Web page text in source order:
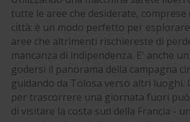
tutte le aree che desiderate,
città: è un modo perfetto per
aree che altrimenti rischiereste di
mancanza di indipendenza. E' anche
godersi il panorama della campagna
guidando da Tolosa verso altri luoghi.
per trascorrere una giornata fuori
di visitare la costa sud della Francia -